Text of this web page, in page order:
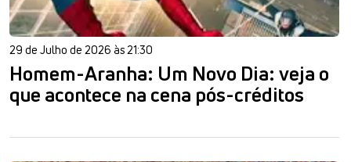
29 de Julho de 2026 às 21:30
Homem-Aranha: Um Novo Dia: veja o
que acontece na cena pós-créditos